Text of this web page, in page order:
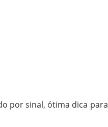
por sinal, ótima dica para